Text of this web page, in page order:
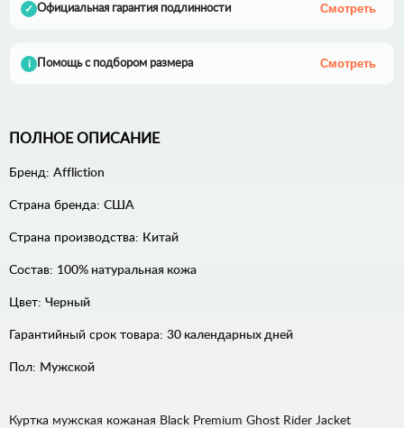
✓ Официальная гарантия подлинности Смотреть
i Помощь с подбором размера Смотреть
ПОЛНОЕ ОПИСАНИЕ
Бренд: Affliction
Страна бренда: США
Страна производства: Китай
Состав: 100% натуральная кожа
Цвет: Черный
Гарантийный срок товара: 30 календарных дней
Пол: Мужской
Куртка мужская кожаная Black Premium Ghost Rider Jacket